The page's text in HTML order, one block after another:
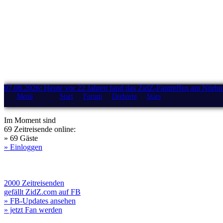
07.08.2026: Heute vor 22 Jahren fand das ZidZ-Fantreffen am
Menü Start Forum Drehorte Stars
Im Moment sind
69 Zeitreisende online:
» 69 Gäste
» Einloggen
2000 Zeitreisenden
gefällt ZidZ.com auf FB
» FB-Updates ansehen
» jetzt Fan werden